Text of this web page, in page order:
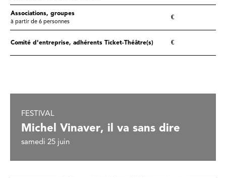
Associations, groupes
à partir de 6 personnes
€
Comité d'entreprise, adhérents Ticket-Théâtre(s) €
FESTIVAL
Michel Vinaver, il va sans dire
samedi 25 juin